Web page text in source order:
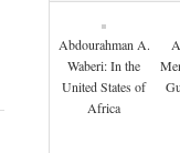
Abdourahman A.
Waberi: In the
United States of
Africa